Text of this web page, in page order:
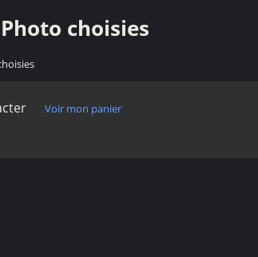
choisies
Voir mon panier